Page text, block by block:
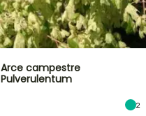
Arce campestre
Pulverulentum
2